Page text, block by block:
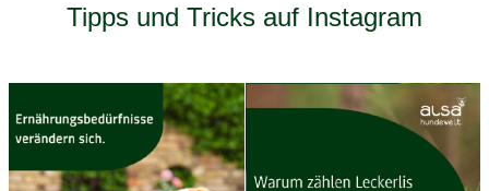
Tipps und Tricks auf Instagram